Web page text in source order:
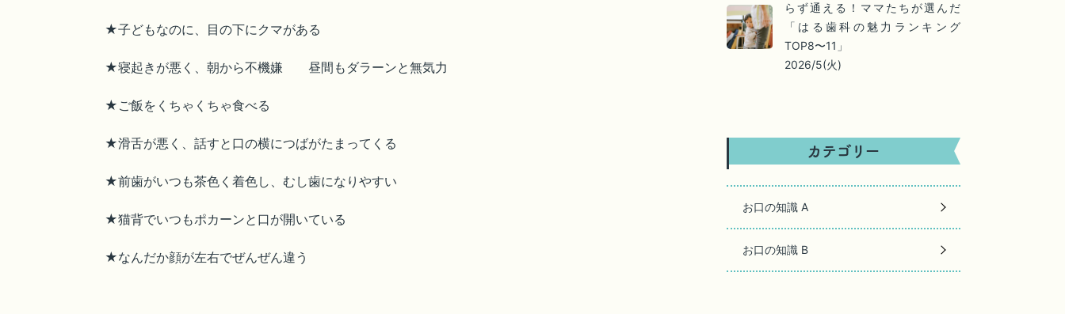
★子どもなのに、目の下にクマがある
★寝起きが悪く、朝から不機嫌 昼間もダラーンと無気力
★ご飯をくちゃくちゃ食べる
★滑舌が悪く、話すと口の横につばがたまってくる
★前歯がいつも茶色く着色し、むし歯になりやすい
★猫背でいつもポカーンと口が開いている
★なんだか顔が左右でぜんぜん違う
らず通える！ママたちが選んだ
「はる歯科の魅力ランキング
TOP8〜11」
2026/5(火)
お口の知識 A
お口の知識 B